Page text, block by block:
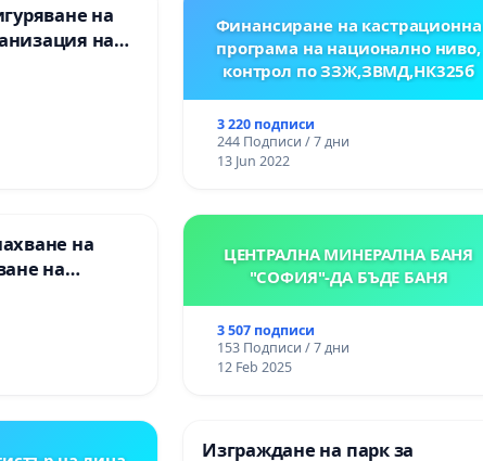
на
на
гарантиране
Финансиране на кастрационна
програма на национално ниво,
контрол по ЗЗЖ,ЗВМД,НК325б
3 220 подписи
244 Подписи / 7 дни
13 Jun 2022
на
на
във
ЦЕНТРАЛНА МИНЕРАЛНА БАНЯ
"СОФИЯ"-ДА БЪДЕ БАНЯ
3 507 подписи
153 Подписи / 7 дни
12 Feb 2025
Изграждане на парк за